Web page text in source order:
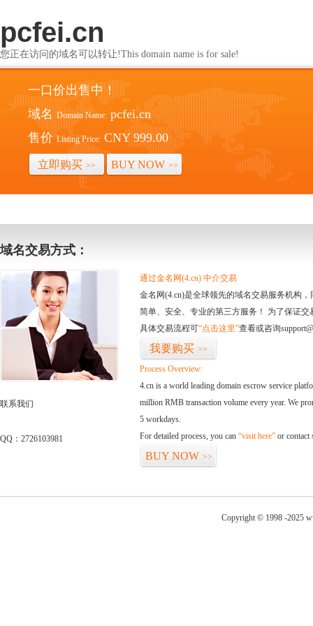
pcfei.cn
您正在访问的域名可以转让!This domain name is for sale!
一口价出售中！
域名 Domain Name: pcfei.cn
售价 Listing Price: CNY 999.00
立即购买 >> BUY NOW >>
域名交易方式：
联系我们
QQ：2726103981
通过金名网(4.cn) 中介交易
金名网(4.cn)是全球领先的域名交易服务机构
简单、安全、专业的第三方服务！ 为了保证
具体交易流程可“点击这里”查看或咨询
我要购买 >>
Process Overview:
4.cn is a world leading domain escrow service
million RMB transaction volume every year. We
5 workdays.
For detailed process, you can “visit here” or contact
BUY NOW >>
Copyright © 1998 -2025